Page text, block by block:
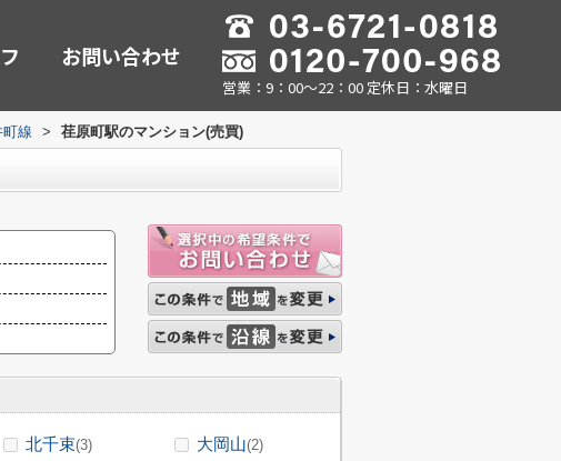
お問い合わせ
営業：9：00～22：00 定休日：水曜日
線 > 荏原町駅のマンション(売買)
北千束(3) 大岡山(2)